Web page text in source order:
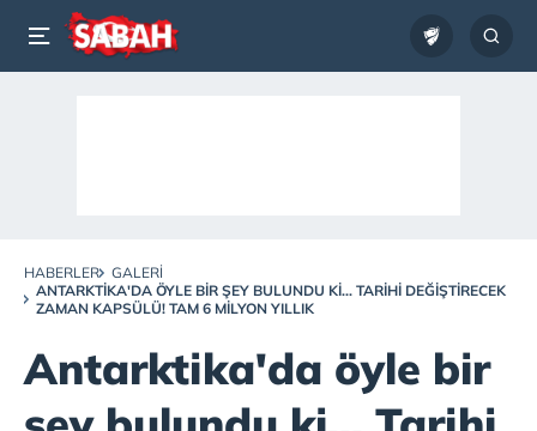
HABERLER
GALERI
ANTARKTIKA'DA ÖYLE BIR ŞEY BULUNDU KI... TARIHI DEĞIŞTIRECEK
ZAMAN KAPSÜLÜ! TAM 6 MILYON YILLIK
Antarktika'da öyle bir